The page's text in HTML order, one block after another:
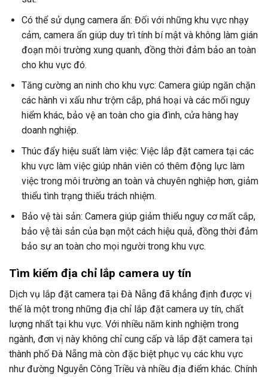
Có thể sử dụng camera ẩn: Đối với những khu vực nhạy
cảm, camera ẩn giúp duy trì tính bí mật và không làm gián
đoạn môi trường xung quanh, đồng thời đảm bảo an toàn
cho khu vực đó.
Tăng cường an ninh cho khu vực: Camera giúp ngăn chặn
các hành vi xấu như trộm cắp, phá hoại và các mối nguy
hiểm khác, bảo vệ an toàn cho gia đình, cửa hàng hay
doanh nghiệp.
Thúc đẩy hiệu suất làm việc: Việc lắp đặt camera tại các
khu vực làm việc giúp nhân viên có thêm động lực làm
việc trong môi trường an toàn và chuyên nghiệp hơn, giảm
thiểu tình trạng thiếu trách nhiệm.
Bảo vệ tài sản: Camera giúp giảm thiểu nguy cơ mất cắp,
bảo vệ tài sản của bạn một cách hiệu quả, đồng thời đảm
bảo sự an toàn cho mọi người trong khu vực.
Tìm kiếm địa chỉ lắp camera uy tín
Dịch vụ lắp đặt camera tại Đà Nẵng đã khẳng định được vị
thế là một trong những địa chỉ lắp đặt camera uy tín, chất
lượng nhất tại khu vực. Với nhiều năm kinh nghiệm trong
ngành, đơn vị này không chỉ cung cấp và lắp đặt camera tại
thành phố Đà Nẵng mà còn đặc biệt phục vụ các khu vực
như đường Nguyễn Công Triều và nhiều địa điểm khác. Chính